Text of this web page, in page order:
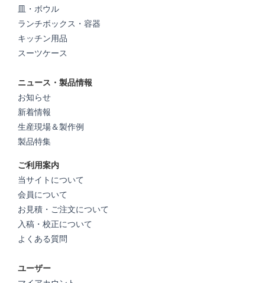
皿・ボウル
ランチボックス・容器
キッチン用品
スーツケース
ニュース・製品情報
お知らせ
新着情報
生産現場＆製作例
製品特集
ご利用案内
当サイトについて
会員について
お見積・ご注文について
入稿・校正について
よくある質問
ユーザー